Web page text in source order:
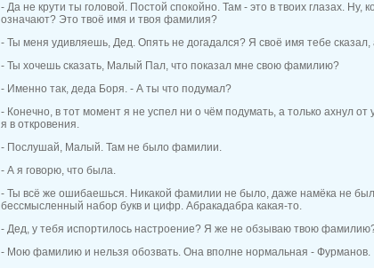
- Да не крути ты головой. Постой спокойно. Там - это в твоих глазах. Ну,
означают? Это твоё имя и твоя фамилия?
- Ты меня удивляешь, Дед. Опять не догадался? Я своё имя тебе
- Ты хочешь сказать, Малый Пал, что показал мне свою фамилию?
- Именно так, деда Боря. - А ты что подумал?
- Конечно, в тот момент я не успел ни о чём подумать, а только ахнул от
я в откровения.
- Послушай, Малый. Там не было фамилии.
- А я говорю, что была.
- Ты всё же ошибаешься. Никакой фамилии не было, даже намёка не
бессмысленный набор букв и цифр. Абракадабра какая-то.
- Дед, у тебя испортилось настроение? Я же не обзываю твою
- Мою фамилию и нельзя обозвать. Она вполне нормальная - Фурманов.